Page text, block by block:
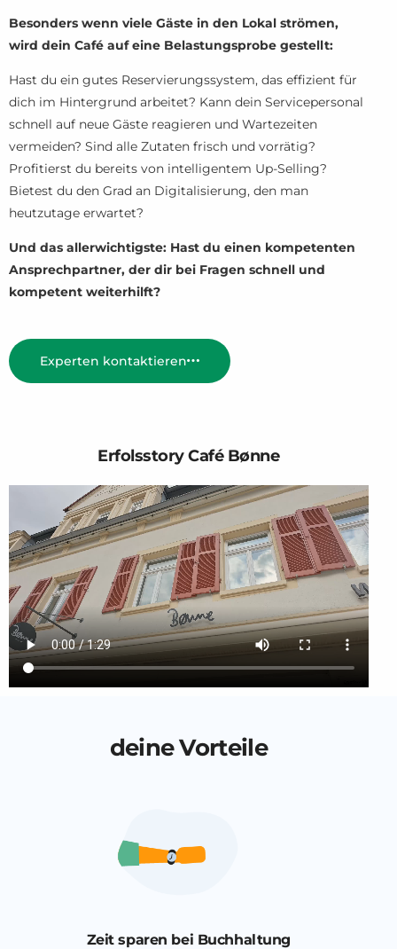
Besonders wenn viele Gäste in den Lokal strömen,
wird dein Café auf eine Belastungsprobe gestellt:
Hast du ein gutes Reservierungssystem, das effizient für
dich im Hintergrund arbeitet? Kann dein Servicepersonal
schnell auf neue Gäste reagieren und Wartezeiten
vermeiden? Sind alle Zutaten frisch und vorrätig?
Profitierst du bereits von intelligentem Up-Selling?
Bietest du den Grad an Digitalisierung, den man
heutzutage erwartet?
Und das allerwichtigste: Hast du einen kompetenten
Ansprechpartner, der dir bei Fragen schnell und
kompetent weiterhilft?
Experten kontaktieren
Erfolsstory Café Bønne
deine Vorteile
Zeit sparen bei Buchhaltung